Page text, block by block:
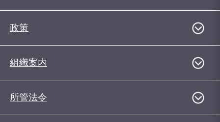
政策
組織案内
所管法令